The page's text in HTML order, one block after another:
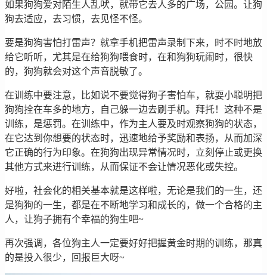
如果狗狗爱对陌生人乱吠，就带它去人多的广场，公园。让狗
狗去适应，去习惯，去见怪不怪。
要是狗狗害怕打雷声？就拿手机把雷声录制下来，时不时地放
给它听听，尤其是在给狗狗喂食时，在和狗狗玩闹时，很快
的，狗狗就会对这个声音脱敏了。
在训练中要注意，比如说不要觉得狗子害怕车，就耍小聪明把
狗狗拴在车多的地方，自己躲一边去刷手机。拜托！这种不是
训练，是惩罚。在训练中，作为主人要及时观察狗狗的状态，
在它达到你想要的状态时，迅速地给予奖励和表扬，从而加深
它正确的行为印象。在狗狗出现异常情况时，立刻停止或更换
其他方式来进行训练，从而保证不会让情况恶化或失控。
好啦，社会化的相关基本就是这样啦，无论是我们的一生，还
是狗狗的一生，都是在不断地学习和成长的，做一个合格的主
人，让狗子拥有个幸福的狗生吧~
再次强调，各位狗主人一定要好好把握黄金时期的训练，那真
的是投入很少，回报巨大呀~